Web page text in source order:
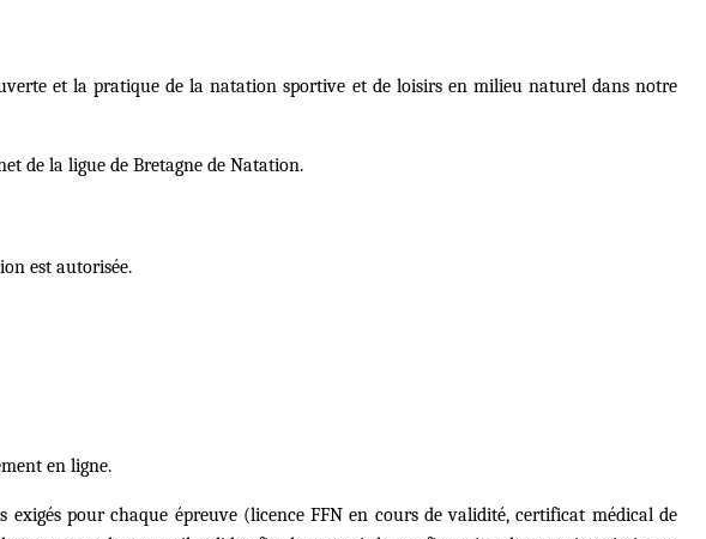
et la pratique de la natation sportive et de loisirs en milieu naturel dans notre
de la ligue de Bretagne de Natation.
est autorisée.
en ligne.
pour chaque épreuve (licence FFN en cours de validité, certificat médical de